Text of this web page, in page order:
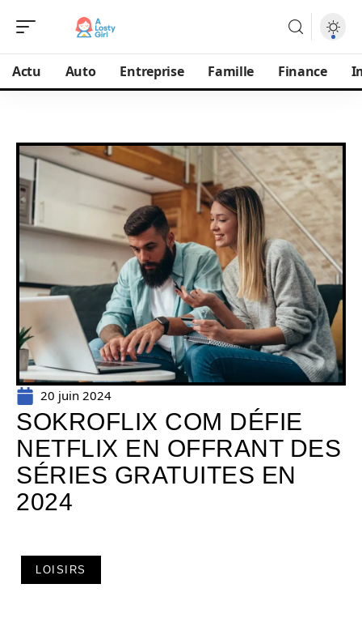
Actu Auto Entreprise Famille Finance
20 juin 2024
SOKROFLIX COM DÉFIE
NETFLIX EN OFFRANT DES
SÉRIES GRATUITES EN
2024
LOISIRS